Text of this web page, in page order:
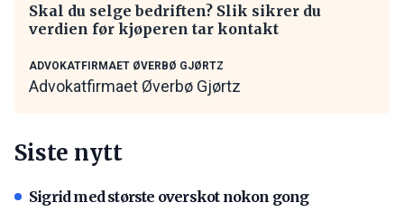
Skal du selge bedriften? Slik sikrer du
verdien før kjøperen tar kontakt
ADVOKATFIRMAET ØVERBØ GJØRTZ
Advokatfirmaet Øverbø Gjørtz
Siste nytt
Sigrid med største overskot nokon gong